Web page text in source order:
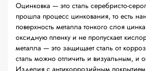
Оцинковка — это сталь серебристо-
прошла процесс цинкования, то есть
поверхность металла тонкого слоя
оксидную пленку и не пропускает
металла — это защищает сталь от
сталь можно отличить и визуальным, и
Изделия с антикоррозийным